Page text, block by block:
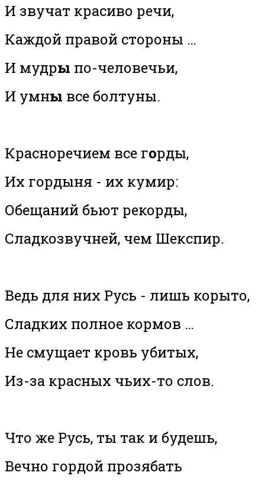
И звучат красиво речи,
Каждой правой стороны …
И мудры по-человечьи,
И умны все болтуны.
Красноречием все горды,
Их гордыня - их кумир:
Обещаний бьют рекорды,
Сладкозвучней, чем Шекспир.
Ведь для них Русь - лишь корыто,
Сладких полное кормов …
Не смущает кровь убитых,
Из-за красных чьих-то слов.
Что же Русь, ты так и будешь,
Вечно гордой прозябать